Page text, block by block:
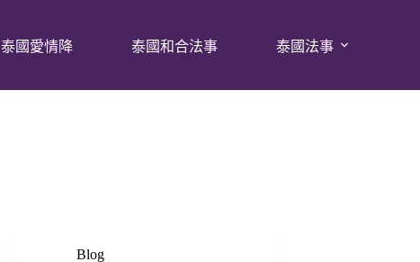
泰國愛情降 泰國和合法事 泰國法事
Blog